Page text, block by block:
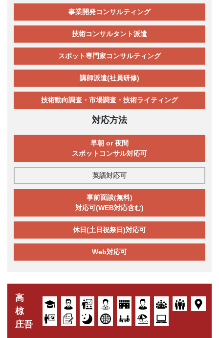
事業開発コンサルティング
技術コンサルタント派遣
スポット専門家コンサルティング
講師派遣(社員研修)
技術動向調査・市場調査・技術ライティング
対応方法
早朝 or 夜間
スポットコンサル対応可
英語対応可
事前面談(無料)
対応可(WEB対応含む)
休日(土日祝祭日)対応可
Web対応可
高
椋
庄吾